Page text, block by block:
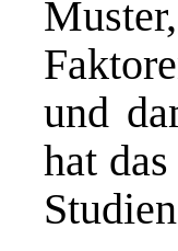
und
hat